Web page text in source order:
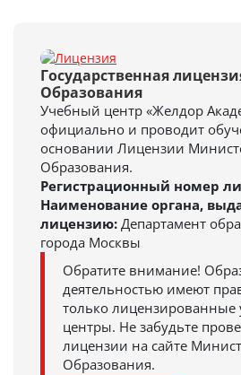
Государственная
Образования
Учебный центр «Желдор
официально и проводит
основании Лицензии
Образования.
Регистрационный номер
Наименование органа,
лицензию: Департамент
города Москвы
Обратите внимание!
деятельностью имеют
только лицензированные
центры. Не забудьте
лицензии на сайте
Образования.